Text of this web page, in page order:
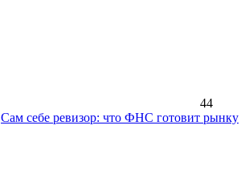
44
Сам себе ревизор: что ФНС готовит рынку